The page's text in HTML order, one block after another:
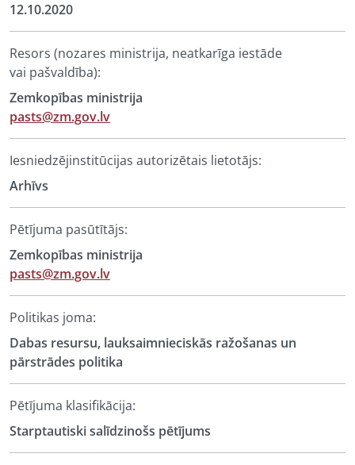
12.10.2020
Resors (nozares ministrija, neatkarīga iestāde
vai pašvaldība):
Zemkopības ministrija
pasts@zm.gov.lv
Iesniedzējinstitūcijas autorizētais lietotājs:
Arhīvs
Pētījuma pasūtītājs:
Zemkopības ministrija
pasts@zm.gov.lv
Politikas joma:
Dabas resursu, lauksaimnieciskās ražošanas un
pārstrādes politika
Pētījuma klasifikācija:
Starptautiski salīdzinošs pētījums